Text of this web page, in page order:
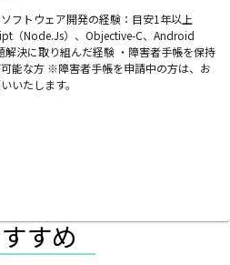
フトウェア開発の経験：目安1年以上
（Node.Js）、Objective-C、Android
決に取り組んだ経験 ・障害者手帳を保持
能な方 ※障害者手帳を申請中の方は、お
いたします。
すめ